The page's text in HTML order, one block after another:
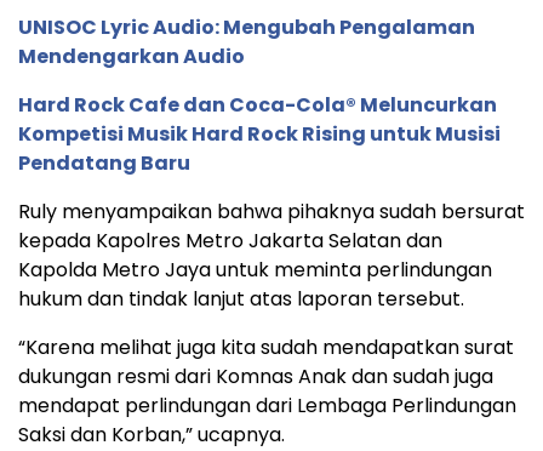
UNISOC Lyric Audio: Mengubah Pengalaman
Mendengarkan Audio
Hard Rock Cafe dan Coca-Cola® Meluncurkan
Kompetisi Musik Hard Rock Rising untuk Musisi
Pendatang Baru
Ruly menyampaikan bahwa pihaknya sudah bersurat
kepada Kapolres Metro Jakarta Selatan dan
Kapolda Metro Jaya untuk meminta perlindungan
hukum dan tindak lanjut atas laporan tersebut.
“Karena melihat juga kita sudah mendapatkan surat
dukungan resmi dari Komnas Anak dan sudah juga
mendapat perlindungan dari Lembaga Perlindungan
Saksi dan Korban,” ucapnya.